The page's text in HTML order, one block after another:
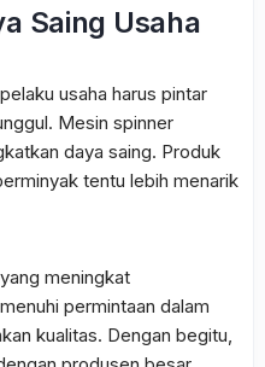
Saing Usaha
usaha harus pintar
Mesin spinner
daya saing. Produk
tentu lebih menarik
meningkat
permintaan dalam
kualitas. Dengan begitu,